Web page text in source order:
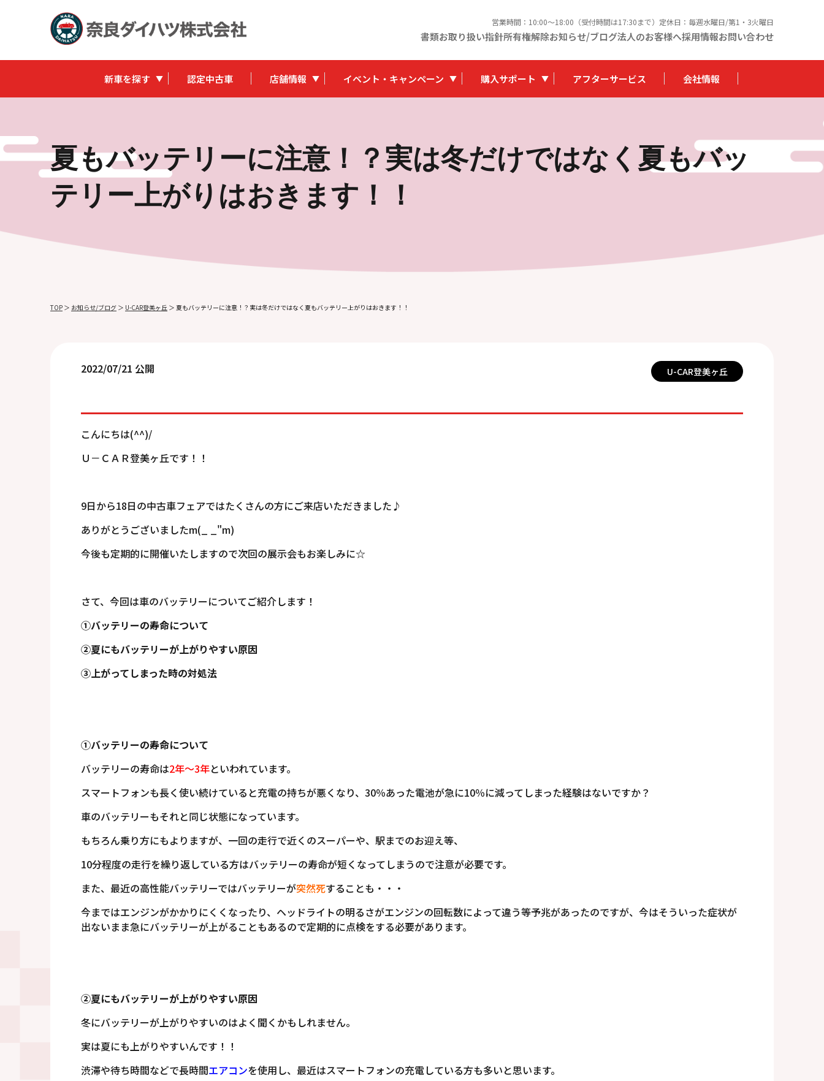
営業時間：10:00〜18:00（受付時間は17:30まで）定休日：毎週水曜日/第1・3火曜日
書類お取り扱い指針所有権解除お知らせ/ブログ法人のお客様へ採用情報お問い合わせ
新車を探す 認定中古車 店舗情報 イベント・キャンペーン 購入サポート アフターサービス 会社情報
夏もバッテリーに注意！？実は冬だけではなく夏もバッ
テリー上がりはおきます！！
TOP ＞ お知らせ/ブログ ＞ U-CAR登美ヶ丘 ＞ 夏もバッテリーに注意！？実は冬だけではなく夏もバッテリー上がりはおきます！！
2022/07/21 公開 U-CAR登美ヶ丘
こんにちは(^^)/
Ｕ－ＣＡＲ登美ヶ丘です！！
9日から18日の中古車フェアではたくさんの方にご来店いただきました♪
ありがとうございましたm(_ _"m)
今後も定期的に開催いたしますので次回の展示会もお楽しみに☆
さて、今回は車のバッテリーについてご紹介します！
①バッテリーの寿命について
②夏にもバッテリーが上がりやすい原因
③上がってしまった時の対処法
①バッテリーの寿命について
バッテリーの寿命は2年～3年といわれています。
スマートフォンも長く使い続けていると充電の持ちが悪くなり、30％あった電池が急に10％に減ってしまった経験はないですか？
車のバッテリーもそれと同じ状態になっています。
もちろん乗り方にもよりますが、一回の走行で近くのスーパーや、駅までのお迎え等、
10分程度の走行を繰り返している方はバッテリーの寿命が短くなってしまうので注意が必要です。
また、最近の高性能バッテリーではバッテリーが突然死することも・・・
今まではエンジンがかかりにくくなったり、ヘッドライトの明るさがエンジンの回転数によって違う等予兆があったのですが、今はそういった症状が
出ないまま急にバッテリーが上がることもあるので定期的に点検をする必要があります。
②夏にもバッテリーが上がりやすい原因
冬にバッテリーが上がりやすいのはよく聞くかもしれません。
実は夏にも上がりやすいんです！！
渋滞や待ち時間などで長時間エアコンを使用し、最近はスマートフォンの充電している方も多いと思います。